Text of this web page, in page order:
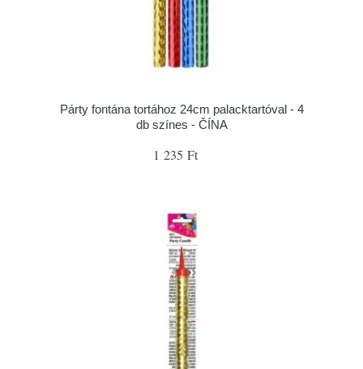
Párty fontána tortához 24cm palacktartóval - 4
db színes - ČÍNA
1 235 Ft